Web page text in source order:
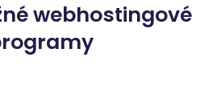
webhostingové